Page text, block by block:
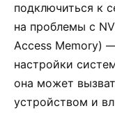
подключиться к
на проблемы с
Access Memory)
настройки
она может
устройством и